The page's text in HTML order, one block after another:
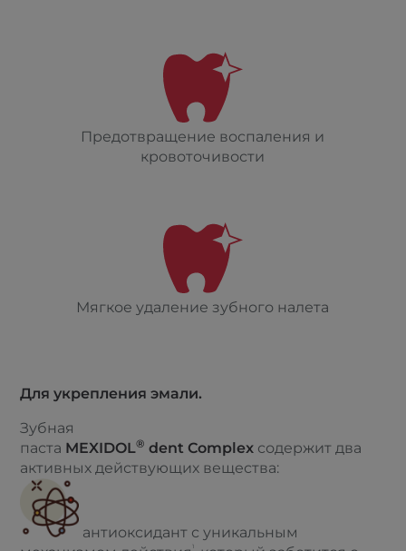
Предотвращение воспаления и
кровоточивости
Мягкое удаление зубного налета
Для укрепления эмали.
Зубная
паста MEXIDOL® dent Complex содержит два
активных действующих вещества:
антиоксидант с уникальным
1